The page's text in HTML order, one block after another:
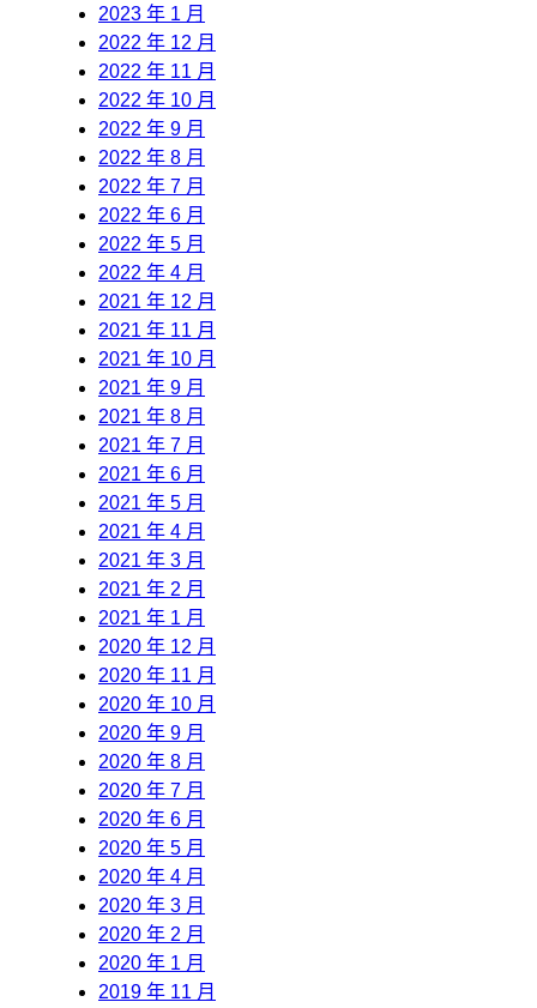
2023 年 1 月
2022 年 12 月
2022 年 11 月
2022 年 10 月
2022 年 9 月
2022 年 8 月
2022 年 7 月
2022 年 6 月
2022 年 5 月
2022 年 4 月
2021 年 12 月
2021 年 11 月
2021 年 10 月
2021 年 9 月
2021 年 8 月
2021 年 7 月
2021 年 6 月
2021 年 5 月
2021 年 4 月
2021 年 3 月
2021 年 2 月
2021 年 1 月
2020 年 12 月
2020 年 11 月
2020 年 10 月
2020 年 9 月
2020 年 8 月
2020 年 7 月
2020 年 6 月
2020 年 5 月
2020 年 4 月
2020 年 3 月
2020 年 2 月
2020 年 1 月
2019 年 11 月